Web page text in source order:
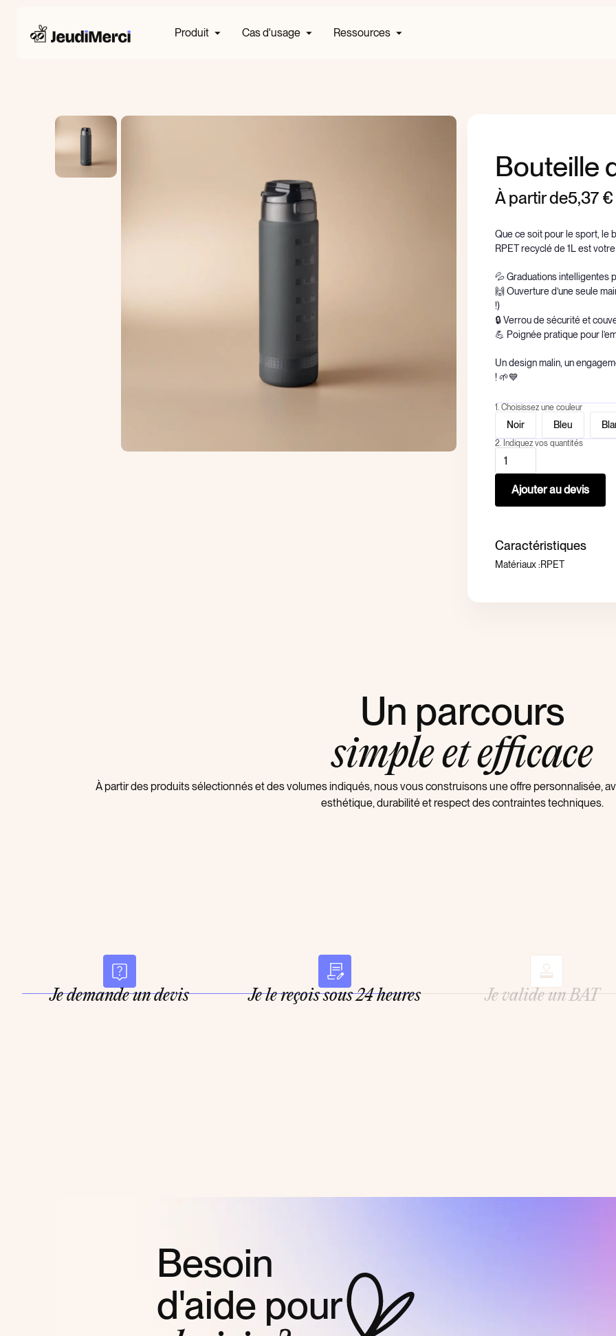
Produit Cas d'usage Ressources
Bouteille
À partir de5,37 €
Que ce soit pour le sport, le
RPET recyclé de 1L est
💦 Graduations intelligentes
🙌 Ouverture d’une seule
!)
🔒 Verrou de sécurité et
💪 Poignée pratique pour
Un design malin, un
! 🌱💙
1. Choisissez une couleur
Noir Bleu
2. Indiquez vos quantités
Caractéristiques
Matériaux :RPET
Un parcours
simple et efficace
À partir des produits sélectionnés et des volumes indiqués, nous vous construisons une offre personnalisée,
esthétique, durabilité et respect des contraintes techniques.
Je demande un devis Je le reçois sous 24 heures Je valide un BAT
Besoin
d'aide pour